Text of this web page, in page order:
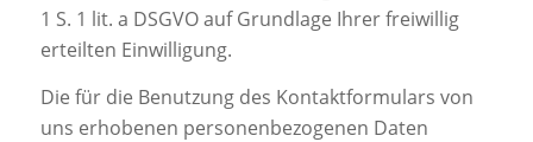
1 S. 1 lit. a DSGVO auf Grundlage Ihrer freiwillig
erteilten Einwilligung.
Die für die Benutzung des Kontaktformulars von
uns erhobenen personenbezogenen Daten